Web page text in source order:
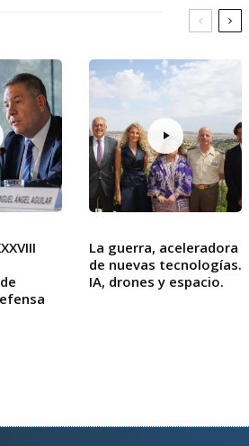
La guerra, aceleradora
de nuevas tecnologías.
IA, drones y espacio.